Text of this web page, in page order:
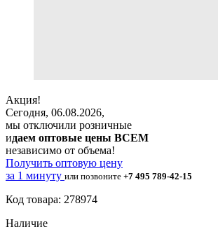
Акция!
Сегодня, 06.08.2026,
мы отключили розничные
идаем оптовые цены ВСЕМ
независимо от объема!
Получить оптовую цену
за 1 минуту или позвоните +7 495 789-42-15
Код товара: 278974
Наличие